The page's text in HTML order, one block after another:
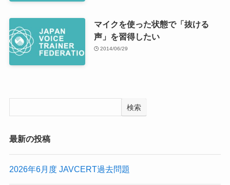
マイクを使った状態で「抜ける
声」を習得したい
2014/06/29
検索
最新の投稿
2026年6月度 JAVCERT過去問題